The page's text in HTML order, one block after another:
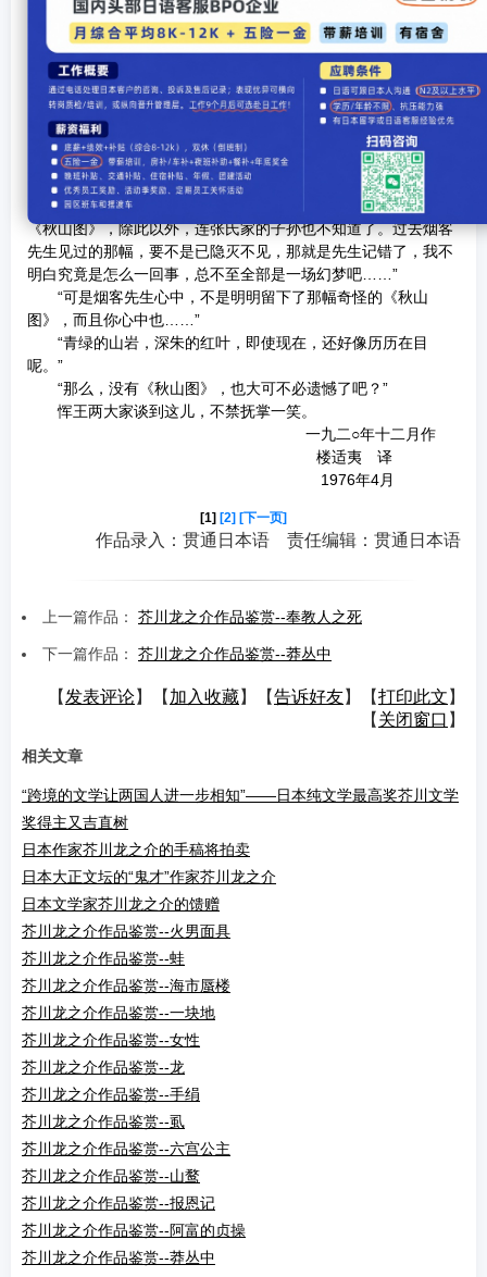
这期间，我向烟客做了一个眼色，小声地说：
“这就是那幅《秋山图》吗？”
烟客翁摇摇头，回我一个奇妙的眼色：
“真是一切如在梦中，也许那张氏家的主人是一位狐仙吧？”
“《秋山图》的故事就是如此。”
王石谷讲完了话，慢慢地喝了一杯茶。
“果然，真是一个怪谈。”
恽南田两眼盯视着铜檠的火焰。
“以后王氏又热心地提了不少问题。归根到底，所谓痴翁的
《秋山图》，除此以外，连张氏家的子孙也不知道了。过去烟客
先生见过的那幅，要不是已隐灭不见，那就是先生记错了，我不
明白究竟是怎么一回事，总不至全部是一场幻梦吧……”
“可是烟客先生心中，不是明明留下了那幅奇怪的《秋山
图》，而且你心中也……”
“青绿的山岩，深朱的红叶，即使现在，还好像历历在目
呢。”
“那么，没有《秋山图》，也大可不必遗憾了吧？”
恽王两大家谈到这儿，不禁抚掌一笑。
一九二○年十二月作
楼适夷 译
1976年4月
[1] [2] [下一页]
作品录入：贯通日本语 责任编辑：贯通日本语
上一篇作品： 芥川龙之介作品鉴赏--奉教人之死
下一篇作品： 芥川龙之介作品鉴赏--莽丛中
【 发表评论】【 加入收藏】【告诉好友】【打印此文 】
【 关闭窗口 】
相关文章
“跨境的文学让两国人进一步相知”——日本纯文学最高奖芥川文学
奖得主又吉直树
日本作家芥川龙之介的手稿将拍卖
日本大正文坛的“鬼才”作家芥川龙之介
日本文学家芥川龙之介的馈赠
芥川龙之介作品鉴赏--火男面具
芥川龙之介作品鉴赏--蛙
芥川龙之介作品鉴赏--海市蜃楼
芥川龙之介作品鉴赏--一块地
芥川龙之介作品鉴赏--女性
芥川龙之介作品鉴赏--龙
芥川龙之介作品鉴赏--手绢
芥川龙之介作品鉴赏--虱
芥川龙之介作品鉴赏--六宫公主
芥川龙之介作品鉴赏--山鹜
芥川龙之介作品鉴赏--报恩记
芥川龙之介作品鉴赏--阿富的贞操
芥川龙之介作品鉴赏--莽丛中